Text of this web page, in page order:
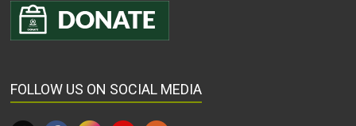
FOLLOW US ON SOCIAL MEDIA